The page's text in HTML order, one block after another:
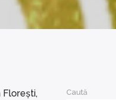
Florești,
Caută